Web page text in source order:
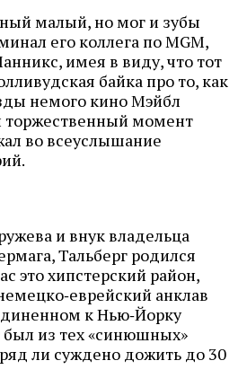
малый, но мог и зубы
его коллега по MGM,
имея в виду, что тот
байка про то, как
немого кино Мэйбл
момент
во всеуслышание
и внук владельца
Тальберг родился
это хипстерский район,
анклав
к Нью‑Йорку
был из тех «синюшных»
ли суждено дожить до 30